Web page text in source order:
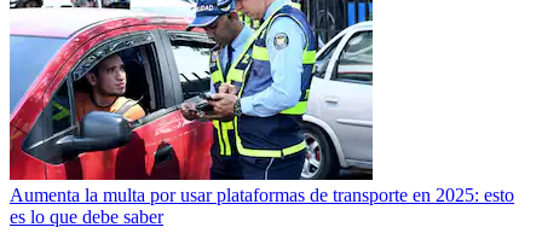
Aumenta la multa por usar plataformas de transporte en 2025: esto
es lo que debe saber